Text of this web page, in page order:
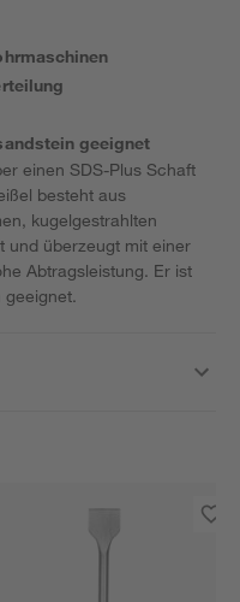
geeignet
einen SDS-Plus Schaft
besteht aus
kugelgestrahlten
und überzeugt mit einer
Abtragsleistung. Er ist